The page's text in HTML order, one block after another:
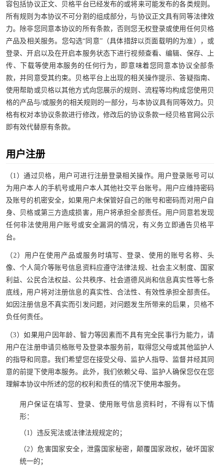
容包括协议正文、贝格平台已经发布的或将来可能发布的各类规则。
所有规则为本协议不可分割的组成部分，与协议正文具有同等法律效
力。除非您同意本协议的所有条款，否则您无权登录或使用任何贝格
产品及相关服务。您勾选“同意”（具体措辞以页面载明的为准），或
登录、开启以及在开启本服务状态下进行视频查看、编辑、保存、上
传、下载等使用本服务的任何行为，即意味着您同意本协议全部条
款，并同意受其约束。贝格平台上出现的相关操作提示、答疑指南、
使用帮助或贝格以其他方式向您展示的规则、流程等均构成您使用贝
格的产品与/或服务的相关规则的一部分，与本协议具有同等效力。贝
格有权对本协议条款进行修改，修改后的协议条款一经贝格官网公示
即有效代替原有条款。
用户注册
（1）通过贝格，用户可进行注册登录相关操作。用户登录账号可以
为用户本人的手机号或用户本人其他社交平台账号。用户应维持密码
及账号的机密安全，如果用户未保管好自己的账号和密码而对用户自
身、贝格或第三方造成损害，用户将承担全部责任。用户同意若发现
任何非法使用用户账号或安全漏洞的情况，有义务立即通告贝格平
台。
（2）用户在使用产品或服务时填写、登录、使用的账号名称、头
像、个人简介等账号信息资料应遵守法律法规、社会主义制度、国家
利益、公民合法权益、公共秩序、社会道德风尚和信息真实性等七条
底线，用户将对注册信息的真实性、合法性、有效性承担全部责任。
如因注册信息不真实而引发问题，对问题发生所带来的后果，贝格不
负任何责任。
（3）如果用户因年龄、智力等因素而不具有完全民事行为能力，请
用户在注册申请贝格账号及登录本服务前，取得您父母或其他监护人
的指导和同意。我们希望您在接受父母、监护人指导、监督并经其同
意的前提下使用本服务。此外，我们依赖父母、监护人确保您仅在您
理解本协议中所述的您的权利和责任的情况下使用本服务。
用户保证在填写、登录、使用账号信息资料时，不得有以下情
形：
（1）违反宪法或法律法规规定的；
（2）危害国家安全，泄露国家秘密，颠覆国家政权，破坏国家
统一的；